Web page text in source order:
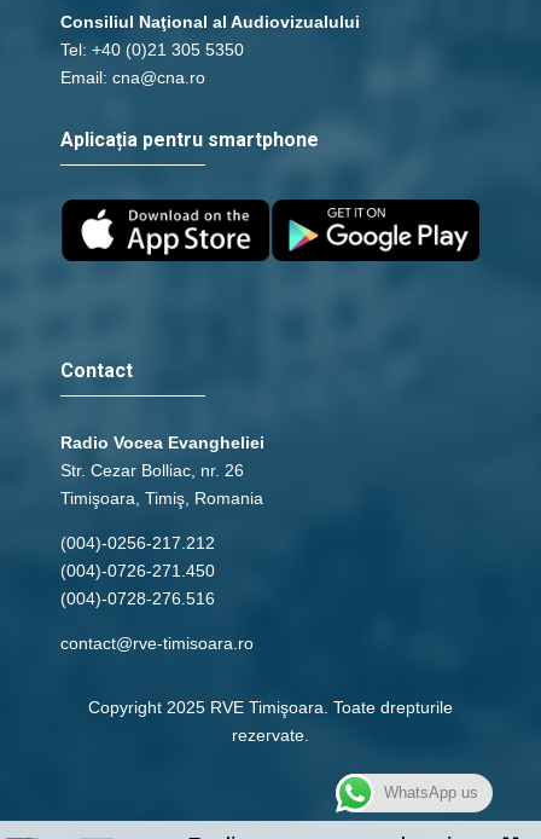
Consiliul Naţional al Audiovizualului
Tel: +40 (0)21 305 5350
Email: cna@cna.ro
Aplicația pentru smartphone
Contact
Radio Vocea Evangheliei
Str. Cezar Bolliac, nr. 26
Timişoara, Timiş, Romania
(004)-0256-217.212
(004)-0726-271.450
(004)-0728-276.516
contact@rve-timisoara.ro
Copyright 2025 RVE Timişoara. Toate drepturile
rezervate.
WhatsApp us